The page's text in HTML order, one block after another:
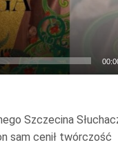
Szczecina
sam cenił twórczość